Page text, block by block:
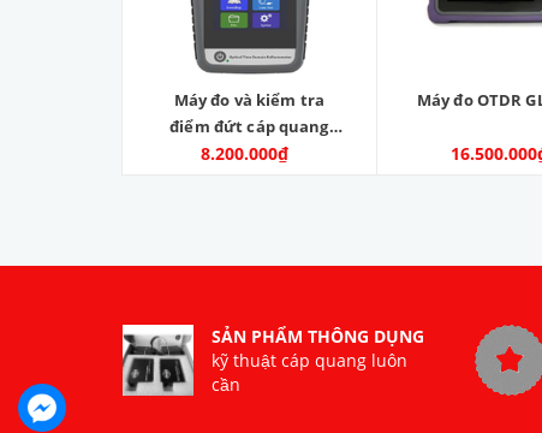
Máy đo và kiểm tra
điểm đứt cáp quang
OTDR. Model: OTDR-V9.
8.200.000₫
Máy đo OTDR
SẢN PHẨM THÔNG DỤNG
kỹ thuật cáp quang luôn
cần